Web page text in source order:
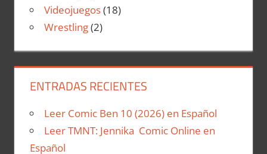
Videojuegos(18)
Wrestling(2)
ENTRADAS RECIENTES
Leer Comic Ben 10 (2026) en Español
Leer TMNT: Jennika Comic Online en
Español